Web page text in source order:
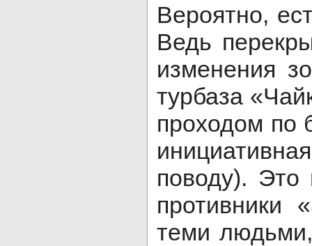
Вероятно,
Ведь
изменения
турбаза
проходом по
поводу). Это
противники
теми